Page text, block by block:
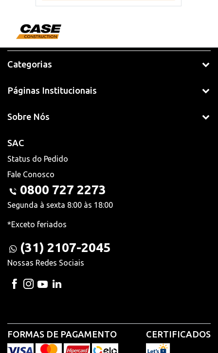
Categorias
Páginas Institucionais
Sobre Nós
SAC
Status do Pedido
Fale Conosco
0800 727 2273
Segunda à sexta 8:00 às 18:00
*Exceto feriados
(31) 2107-2045
Nossas Redes Sociais
FORMAS DE PAGAMENTO CERTIFICADOS